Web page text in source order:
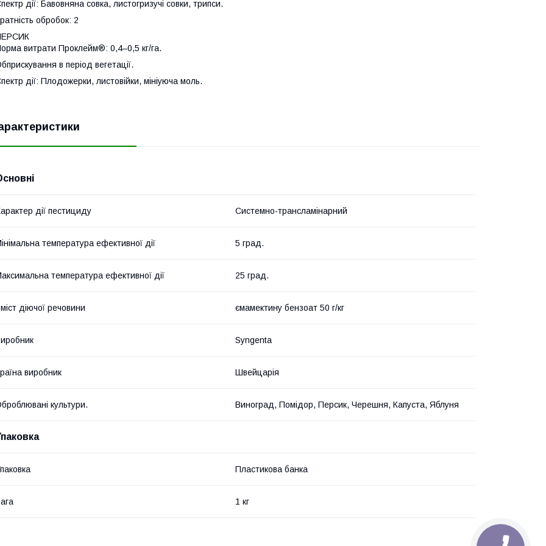
дії: Бавовняна совка, листогризучі совки, трипси.
обробок: 2
витрати Проклейм®: 0,4–0,5 кг/га.
в період вегетації.
дії: Плодожерки, листовійки, мініуюча моль.
дії пестициду Системно-трансламінарний
температура ефективної дії 5 град.
температура ефективної дії 25 град.
діючої речовини ємамектину бензоат 50 г/кг
Syngenta
виробник Швейцарія
культури. Виноград, Помідор, Персик, Черешня, Капуста, Яблуня
Пластикова банка
1 кг